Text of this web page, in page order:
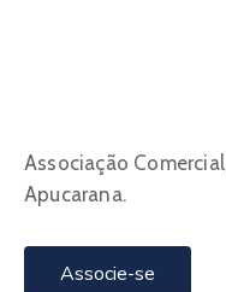
Associação
Apucarana.
Associe-se